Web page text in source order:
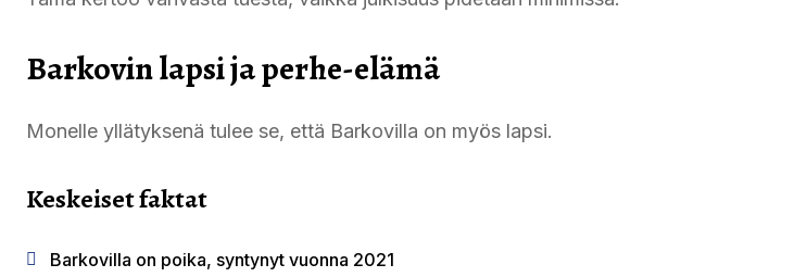
Barkovin lapsi ja perhe-elämä
Monelle yllätyksenä tulee se, että Barkovilla on myös lapsi.
Keskeiset faktat
Barkovilla on poika, syntynyt vuonna 2021